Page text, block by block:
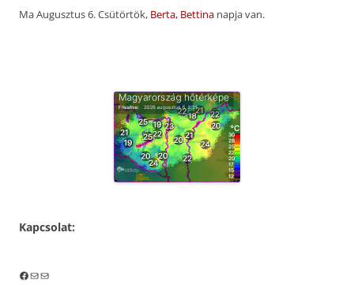
Ma Augusztus 6. Csütörtök, Berta, Bettina napja van.
Kapcsolat:
Facebook
Mail
Mail